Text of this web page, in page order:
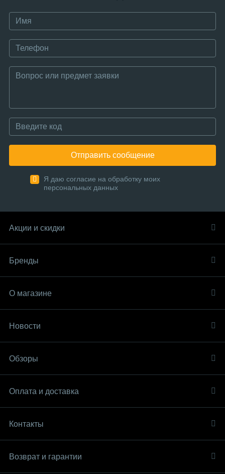
Отправить сообщение
Я даю согласие на обработку моих
персональных данных
Акции и скидки
Бренды
О магазине
Новости
Обзоры
Оплата и доставка
Контакты
Возврат и гарантии